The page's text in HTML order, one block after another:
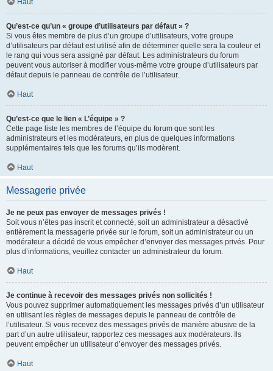
Haut
Qu’est-ce qu’un « groupe d’utilisateurs par défaut » ?
Si vous êtes membre de plus d’un groupe d’utilisateurs, votre groupe
d’utilisateurs par défaut est utilisé afin de déterminer quelle sera la couleur et
le rang qui vous sera assigné par défaut. Les administrateurs du forum
peuvent vous autoriser à modifier vous-même votre groupe d’utilisateurs par
défaut depuis le panneau de contrôle de l’utilisateur.
Haut
Qu’est-ce que le lien « L’équipe » ?
Cette page liste les membres de l’équipe du forum que sont les
administrateurs et les modérateurs, en plus de quelques informations
supplémentaires tels que les forums qu’ils modèrent.
Haut
Messagerie privée
Je ne peux pas envoyer de messages privés !
Soit vous n’êtes pas inscrit et connecté, soit un administrateur a désactivé
entièrement la messagerie privée sur le forum, soit un administrateur ou un
modérateur a décidé de vous empêcher d’envoyer des messages privés. Pour
plus d’informations, veuillez contacter un administrateur du forum.
Haut
Je continue à recevoir des messages privés non sollicités !
Vous pouvez supprimer automatiquement les messages privés d’un utilisateur
en utilisant les règles de messages depuis le panneau de contrôle de
l’utilisateur. Si vous recevez des messages privés de manière abusive de la
part d’un autre utilisateur, rapportez ces messages aux modérateurs. Ils
peuvent empêcher un utilisateur d’envoyer des messages privés.
Haut